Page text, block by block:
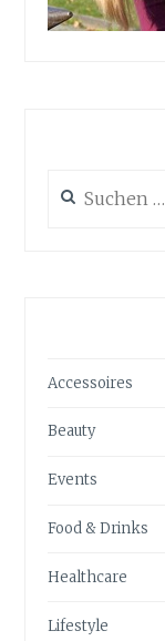
nach:
Accessoires
Beauty
Events
Food & Drinks
Healthcare
Lifestyle